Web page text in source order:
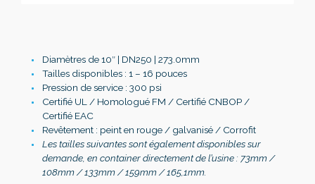
Diamètres de 10″ | DN250 | 273.0mm
Tailles disponibles : 1 – 16 pouces
Pression de service : 300 psi
Certifié UL / Homologué FM / Certifié CNBOP /
Certifié EAC
Revêtement : peint en rouge / galvanisé / Corrofit
Les tailles suivantes sont également disponibles sur
demande, en container directement de l’usine : 73mm /
108mm / 133mm / 159mm / 165,1mm.